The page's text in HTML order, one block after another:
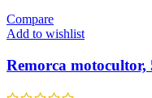
Compare
Add to wishlist
Remorca